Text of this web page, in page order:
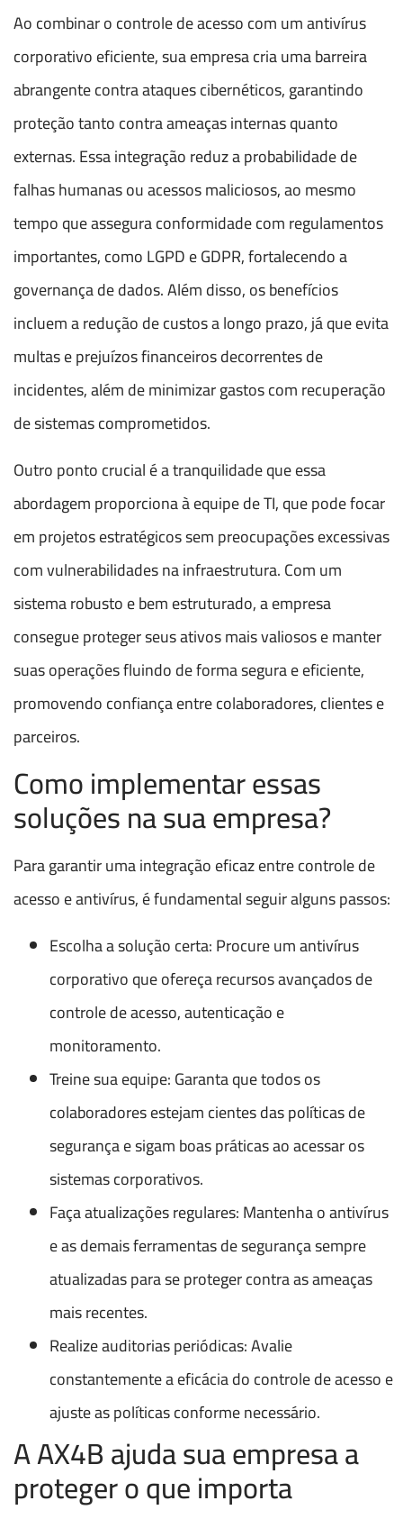
Ao combinar o controle de acesso com um antivírus
corporativo eficiente, sua empresa cria uma barreira
abrangente contra ataques cibernéticos, garantindo
proteção tanto contra ameaças internas quanto
externas. Essa integração reduz a probabilidade de
falhas humanas ou acessos maliciosos, ao mesmo
tempo que assegura conformidade com regulamentos
importantes, como LGPD e GDPR, fortalecendo a
governança de dados. Além disso, os benefícios
incluem a redução de custos a longo prazo, já que evita
multas e prejuízos financeiros decorrentes de
incidentes, além de minimizar gastos com recuperação
de sistemas comprometidos.
Outro ponto crucial é a tranquilidade que essa
abordagem proporciona à equipe de TI, que pode focar
em projetos estratégicos sem preocupações excessivas
com vulnerabilidades na infraestrutura. Com um
sistema robusto e bem estruturado, a empresa
consegue proteger seus ativos mais valiosos e manter
suas operações fluindo de forma segura e eficiente,
promovendo confiança entre colaboradores, clientes e
parceiros.
Como implementar essas
soluções na sua empresa?
Para garantir uma integração eficaz entre controle de
acesso e antivírus, é fundamental seguir alguns passos:
Escolha a solução certa: Procure um antivírus
corporativo que ofereça recursos avançados de
controle de acesso, autenticação e
monitoramento.
Treine sua equipe: Garanta que todos os
colaboradores estejam cientes das políticas de
segurança e sigam boas práticas ao acessar os
sistemas corporativos.
Faça atualizações regulares: Mantenha o antivírus
e as demais ferramentas de segurança sempre
atualizadas para se proteger contra as ameaças
mais recentes.
Realize auditorias periódicas: Avalie
constantemente a eficácia do controle de acesso e
ajuste as políticas conforme necessário.
A AX4B ajuda sua empresa a
proteger o que importa